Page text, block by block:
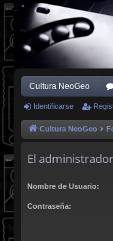
Cultura NeoGeo
Identificarse
Cultura NeoGeo
El
Nombre de Usuario:
Contraseña: